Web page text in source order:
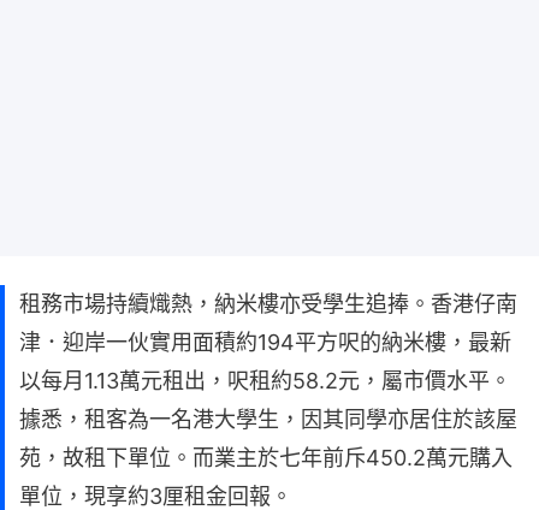
租務市場持續熾熱，納米樓亦受學生追捧。香港仔南
津．迎岸一伙實用面積約194平方呎的納米樓，最新
以每月1.13萬元租出，呎租約58.2元，屬市價水平。
據悉，租客為一名港大學生，因其同學亦居住於該屋
苑，故租下單位。而業主於七年前斥450.2萬元購入
單位，現享約3厘租金回報。